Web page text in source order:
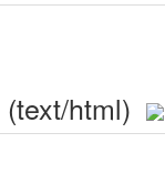
(text/html)